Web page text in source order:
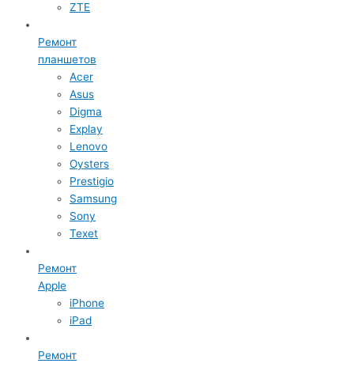
ZTE
Ремонт
планшетов
Acer
Asus
Digma
Explay
Lenovo
Oysters
Prestigio
Samsung
Sony
Texet
Ремонт
Apple
iPhone
iPad
Ремонт